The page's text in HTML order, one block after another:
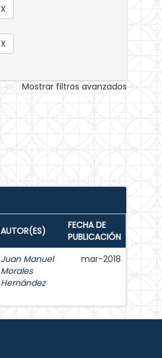
Mostrar filtros avanzados
AUTOR(ES)
FECHA DE
PUBLICACIÓN
Juan Manuel
Morales
Hernández
mar-2018